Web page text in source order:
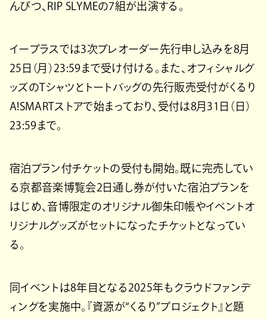
んぴつ、RIP SLYMEの7組が出演する。
イープラスでは3次プレオーダー先行申し込みを8月
25日（月）23:59まで受け付ける。また、オフィシャルグ
ッズのTシャツとトートバッグの先行販売受付がくるり
A!SMARTストアで始まっており、受付は8月31日（日）
23:59まで。
宿泊プラン付チケットの受付も開始。既に完売してい
る京都音楽博覧会2日通し券が付いた宿泊プランを
はじめ、音博限定のオリジナル御朱印帳やイベントオ
リジナルグッズがセットになったチケットとなってい
る。
同イベントは8年目となる2025年もクラウドファンデ
ィングを実施中。『資源が“くるり”プロジェクト』と題